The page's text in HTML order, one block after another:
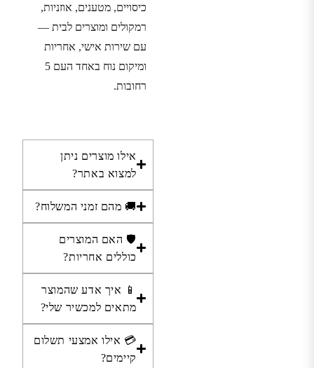
כיסויים, מטענים, אוזניות,
רמקולים ומוצרים לבית —
עם שירות אישי, אחריות
ומיקום נוח באחד העם 5
רחובות.
אילו מוצרים ניתן
למצוא באתר?
🚚 מהם זמני המשלוח?
🛡️ האם המוצרים
כוללים אחריות?
📱 איך אדע שהמוצר
מתאים למכשיר שלי?
💳 אילו אמצעי תשלום
קיימים?